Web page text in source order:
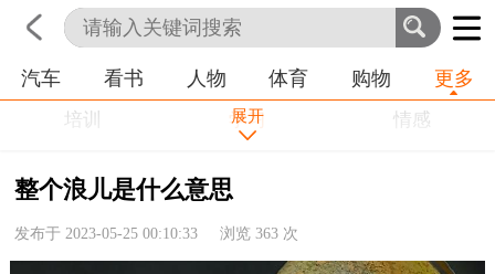
首页 科技 生活 职业
汽车 看书 人物 体育 购物 更多
培训 学习
情感
农业
命理
健康
历史
展开
整个浪儿是什么意思
发布于 2023-05-25 00:10:33 浏览363 次